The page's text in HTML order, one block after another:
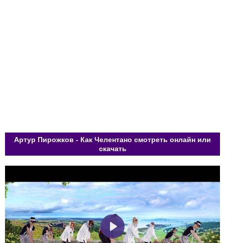
Артур Пирожков - Как Челентано смотреть онлайн или
скачать
Play